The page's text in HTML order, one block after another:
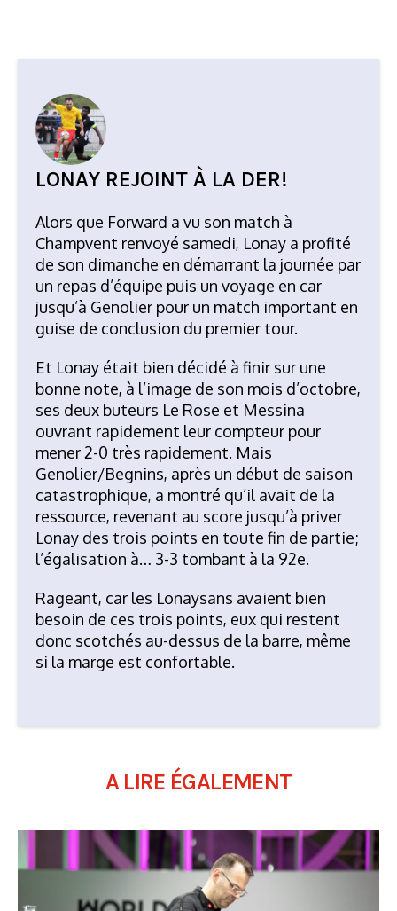
LONAY REJOINT À LA DER!
Alors que Forward a vu son match à
Champvent renvoyé samedi, Lonay a profité
de son dimanche en démarrant la journée par
un repas d’équipe puis un voyage en car
jusqu’à Genolier pour un match important en
guise de conclusion du premier tour.
Et Lonay était bien décidé à finir sur une
bonne note, à l’image de son mois d’octobre,
ses deux buteurs Le Rose et Messina
ouvrant rapidement leur compteur pour
mener 2-0 très rapidement. Mais
Genolier/Begnins, après un début de saison
catastrophique, a montré qu’il avait de la
ressource, revenant au score jusqu’à priver
Lonay des trois points en toute fin de partie;
l’égalisation à… 3-3 tombant à la 92e.
Rageant, car les Lonaysans avaient bien
besoin de ces trois points, eux qui restent
donc scotchés au-dessus de la barre, même
si la marge est confortable.
A LIRE ÉGALEMENT